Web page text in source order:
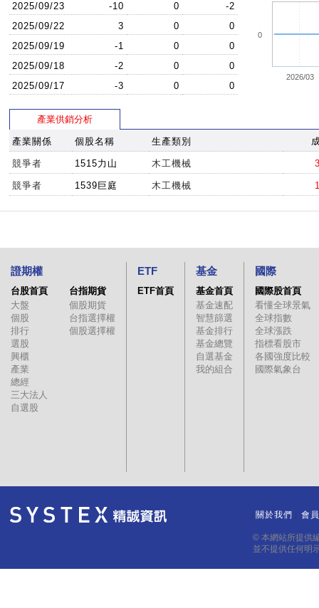
2025/09/23
-10 0
-2
2025/09/22
3 0
0
2025/09/19
-1 0
0
2025/09/18
-2 0
0
2025/09/17
-3 0 0
2026/03
0
產業供銷分析
產業關係 個股名稱 生產類別
競爭者 1515力山 木工機械
競爭者 1539巨庭 木工機械
證期權
台股首頁
大盤
個股
排行
選股
興櫃
產業
總經
三大法人
自選股
台指期貨
個股期貨
台指選擇權
個股選擇權
ETF
ETF首頁
基金
基金首頁
基金速配
智慧篩選
基金排行
基金總覽
自選基金
我的組合
國際
國際股首頁
看懂全球景氣
全球指數
全球漲跌
指標看股市
各國強度比較
國際氣象台
關於我們 會
© 本網站所提供
並不提供任何明